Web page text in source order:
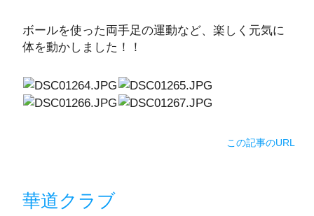
ボールを使った両手足の運動など、楽しく元気に
体を動かしました！！
この記事のURL
華道クラブ